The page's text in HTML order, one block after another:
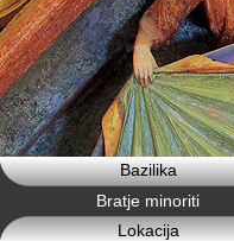
Bazilika
Bratje minoriti
Lokacija